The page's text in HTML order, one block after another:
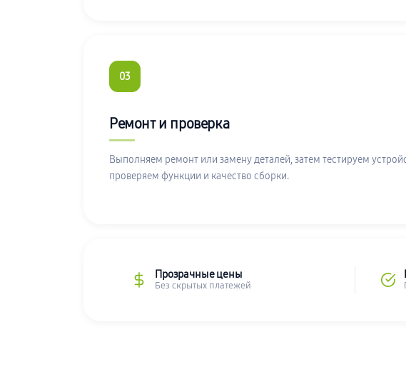
03
Ремонт и проверка
Выполняем ремонт или замену деталей, затем тестируем
проверяем функции и качество сборки.
Прозрачные цены
Без скрытых платежей